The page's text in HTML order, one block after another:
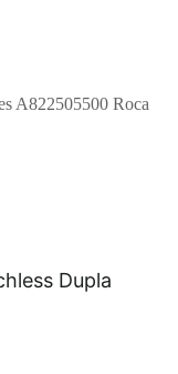
A822505500 Roca